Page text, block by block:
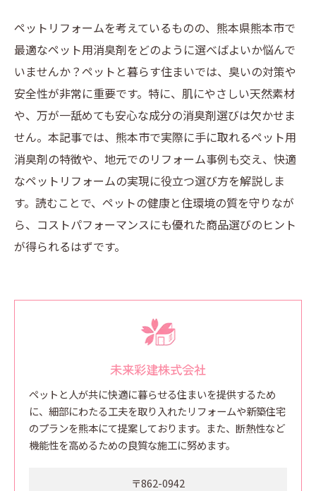
ペットリフォームを考えているものの、熊本県熊本市で
最適なペット用消臭剤をどのように選べばよいか悩んで
いませんか？ペットと暮らす住まいでは、臭いの対策や
安全性が非常に重要です。特に、肌にやさしい天然素材
や、万が一舐めても安心な成分の消臭剤選びは欠かせま
せん。本記事では、熊本市で実際に手に取れるペット用
消臭剤の特徴や、地元でのリフォーム事例も交え、快適
なペットリフォームの実現に役立つ選び方を解説しま
す。読むことで、ペットの健康と住環境の質を守りなが
ら、コストパフォーマンスにも優れた商品選びのヒント
が得られるはずです。
未来彩建株式会社
ペットと人が共に快適に暮らせる住まいを提供するため
に、細部にわたる工夫を取り入れたリフォームや新築住宅
のプランを熊本にて提案しております。また、断熱性など
機能性を高めるための良質な施工に努めます。
〒862-0942